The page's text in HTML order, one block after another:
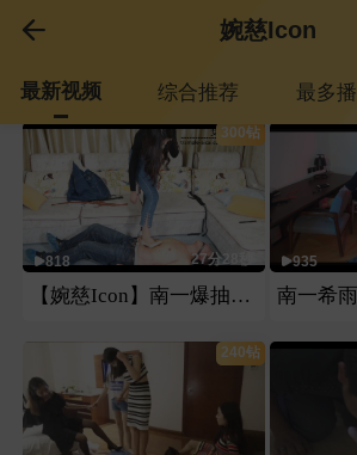
婉慈Icon
最新视频 综合推荐 最多
300钻
818 27分28秒
【婉慈Icon】南一爆抽刑奴（大片第一部）
935
240钻